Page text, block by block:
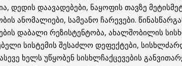
დედის დაავადებები, ნაყოფის თავზე
ანომალიები, სამეანო ჩარევები.
დაბალი რეზისტენტობა, ახალშობილის
სისტემის შესაძლო დეფექტები,
ხელს უწყობენ სისხლჩაქცევების